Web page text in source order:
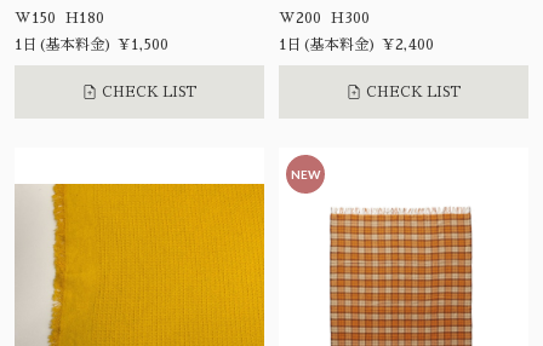
W150 H180
1日(基本料金) ¥1,500
CHECK LIST
W200 H300
1日(基本料金) ¥2,400
CHECK LIST
NEW